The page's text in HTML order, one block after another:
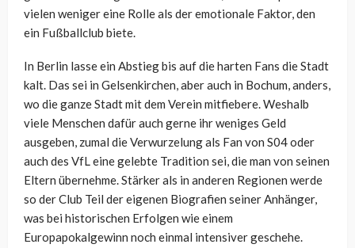
vielen weniger eine Rolle als der emotionale Faktor, den
ein Fußballclub biete.
In Berlin lasse ein Abstieg bis auf die harten Fans die Stadt
kalt. Das sei in Gelsenkirchen, aber auch in Bochum, anders,
wo die ganze Stadt mit dem Verein mitfiebere. Weshalb
viele Menschen dafür auch gerne ihr weniges Geld
ausgeben, zumal die Verwurzelung als Fan von S04 oder
auch des VfL eine gelebte Tradition sei, die man von seinen
Eltern übernehme. Stärker als in anderen Regionen werde
so der Club Teil der eigenen Biografien seiner Anhänger,
was bei historischen Erfolgen wie einem
Europapokalgewinn noch einmal intensiver geschehe.